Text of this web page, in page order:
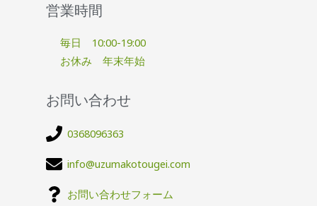
営業時間
毎日 10:00-19:00
お休み 年末年始
お問い合わせ
0368096363
info@uzumakotougei.com
お問い合わせフォーム